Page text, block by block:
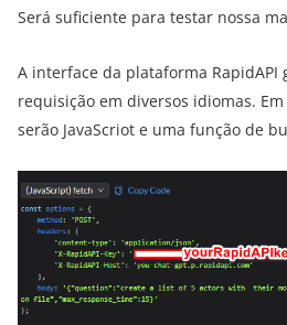
Será suficiente para testar nossa
A interface da plataforma RapidAPI
requisição em diversos idiomas. Em
serão JavaScriot e uma função de